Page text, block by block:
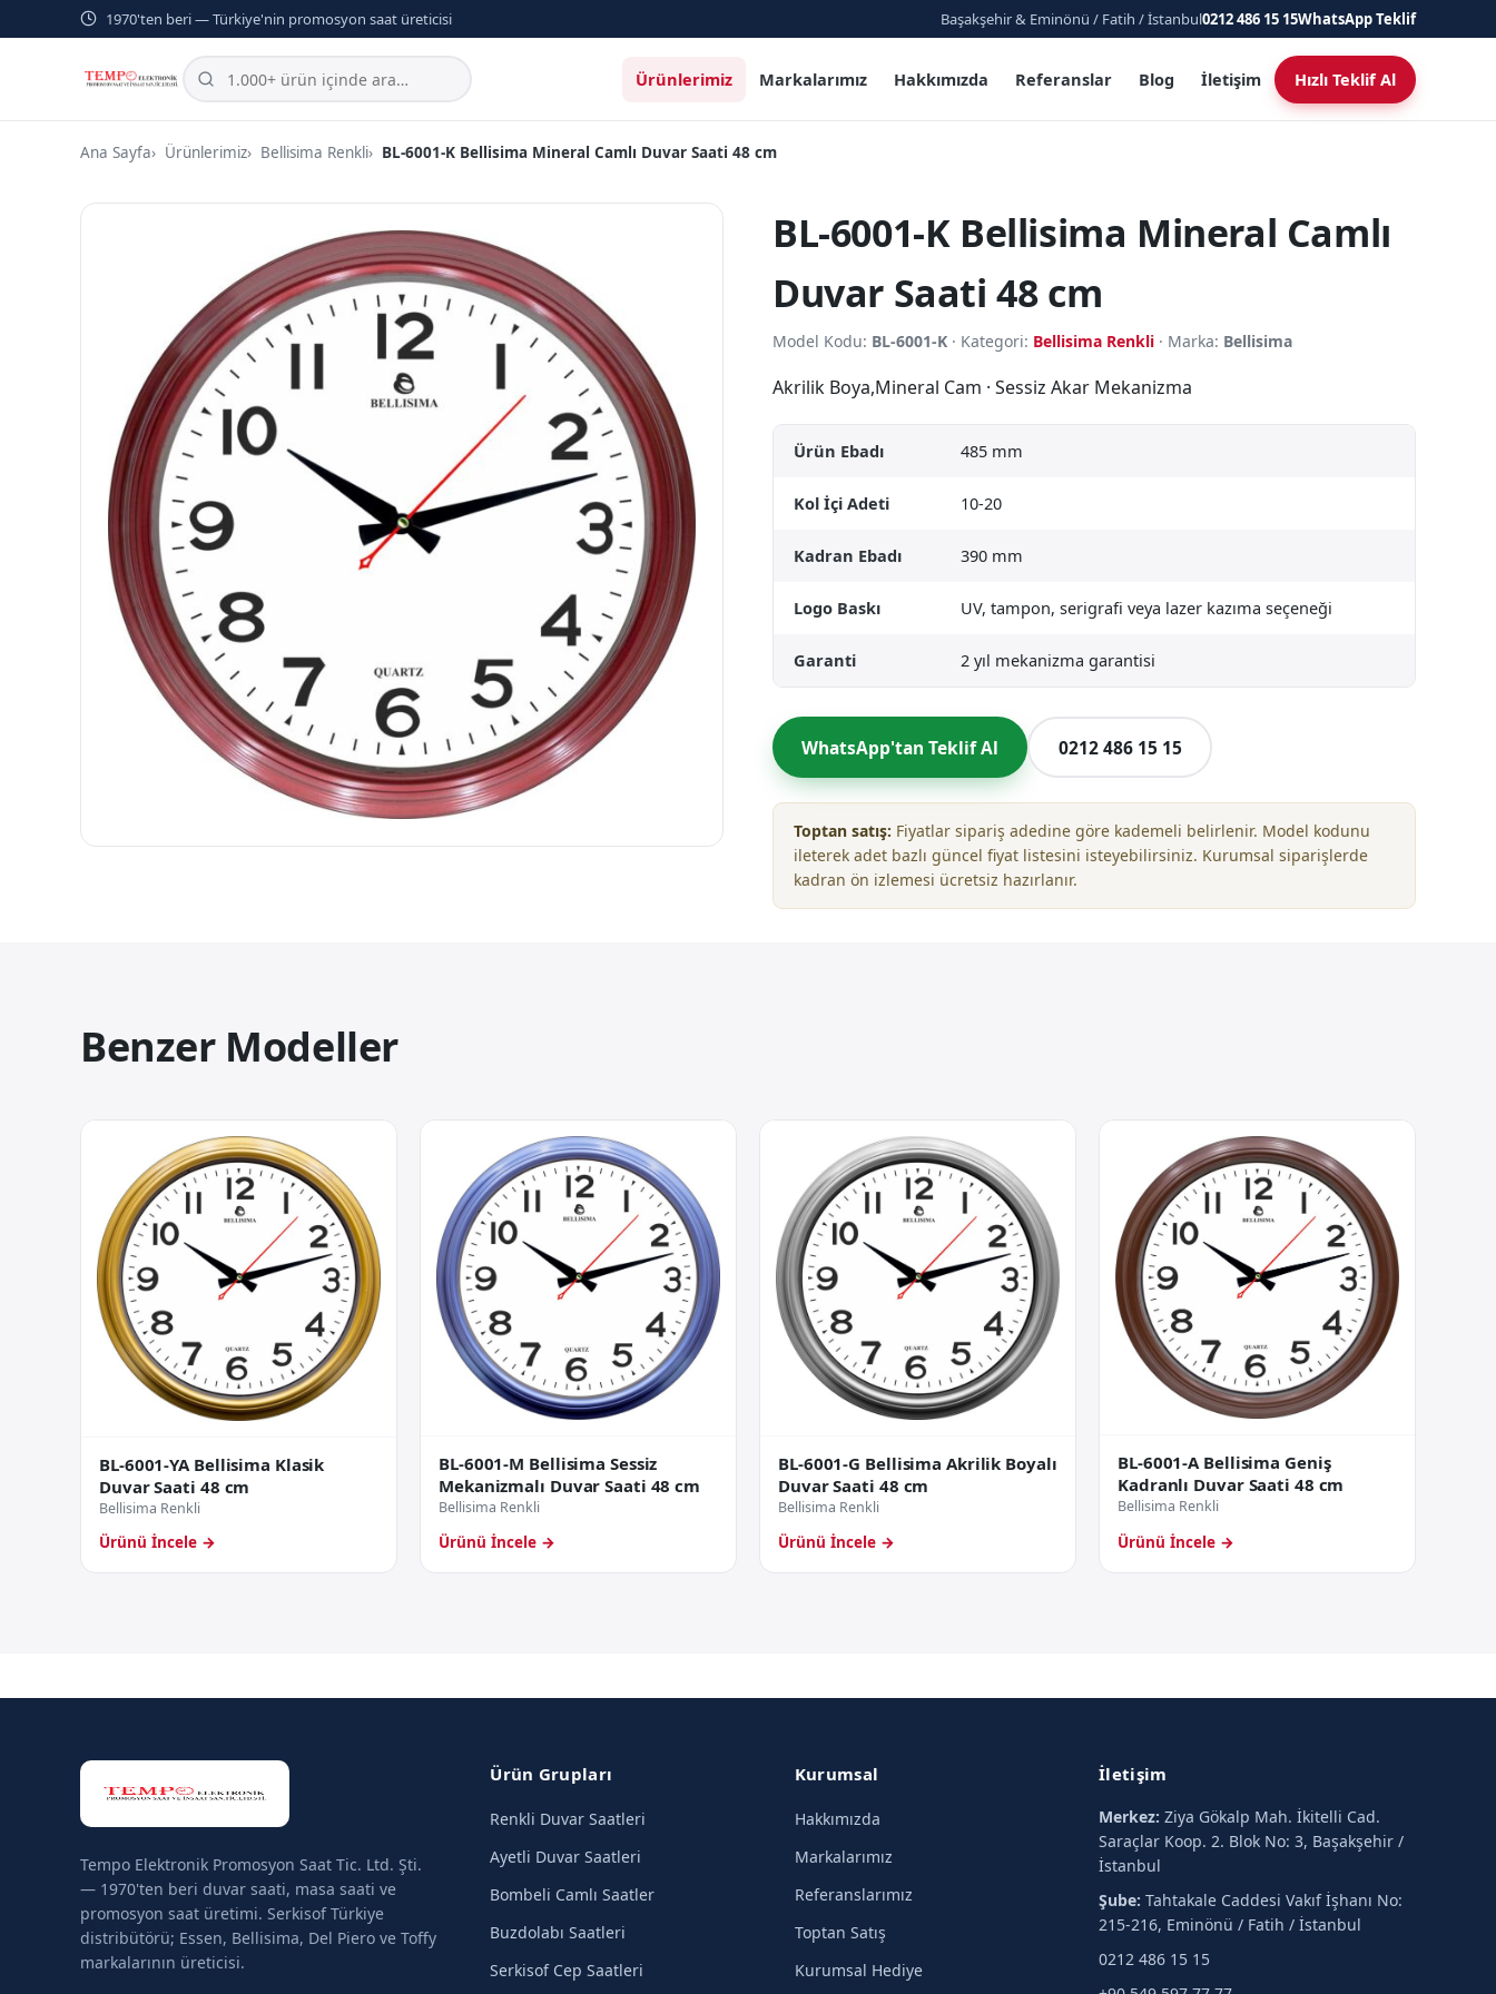
1970'ten beri — Türkiye'nin promosyon saat üreticisi Başakşehir & Eminönü / Fatih / İstanbul0212 486 15 15WhatsApp Teklif
Ürünlerimiz Markalarımız Hakkımızda Referanslar Blog İletişim Hızlı Teklif Al
Ana Sayfa Ürünlerimiz Bellisima Renkli BL-6001-K Bellisima Mineral Camlı Duvar Saati 48 cm
BL-6001-K Bellisima Mineral Camlı
Duvar Saati 48 cm
Model Kodu: BL-6001-K · Kategori: Bellisima Renkli · Marka: Bellisima
Akrilik Boya,Mineral Cam · Sessiz Akar Mekanizma
Ürün Ebadı 485 mm
Kol İçi Adeti 10-20
Kadran Ebadı 390 mm
Logo Baskı UV, tampon, serigrafi veya lazer kazıma seçeneği
Garanti 2 yıl mekanizma garantisi
WhatsApp'tan Teklif Al 0212 486 15 15
Toptan satış: Fiyatlar sipariş adedine göre kademeli belirlenir. Model kodunu
ileterek adet bazlı güncel fiyat listesini isteyebilirsiniz. Kurumsal siparişlerde
kadran ön izlemesi ücretsiz hazırlanır.
Benzer Modeller
BL-6001-YA Bellisima Klasik
Duvar Saati 48 cm
Bellisima Renkli
Ürünü İncele →
BL-6001-M Bellisima Sessiz
Mekanizmalı Duvar Saati 48 cm
Bellisima Renkli
Ürünü İncele →
BL-6001-G Bellisima Akrilik Boyalı
Duvar Saati 48 cm
Bellisima Renkli
Ürünü İncele →
BL-6001-A Bellisima Geniş
Kadranlı Duvar Saati 48 cm
Bellisima Renkli
Ürünü İncele →
Tempo Elektronik Promosyon Saat Tic. Ltd. Şti.
— 1970'ten beri duvar saati, masa saati ve
promosyon saat üretimi. Serkisof Türkiye
distribütörü; Essen, Bellisima, Del Piero ve Toffy
markalarının üreticisi.
Ürün Grupları
Renkli Duvar Saatleri
Ayetli Duvar Saatleri
Bombeli Camlı Saatler
Buzdolabı Saatleri
Serkisof Cep Saatleri
Kurumsal
Hakkımızda
Markalarımız
Referanslarımız
Toptan Satış
Kurumsal Hediye
İletişim
Merkez: Ziya Gökalp Mah. İkitelli Cad.
Saraçlar Koop. 2. Blok No: 3, Başakşehir /
İstanbul
Şube: Tahtakale Caddesi Vakıf İşhanı No:
215-216, Eminönü / Fatih / İstanbul
0212 486 15 15